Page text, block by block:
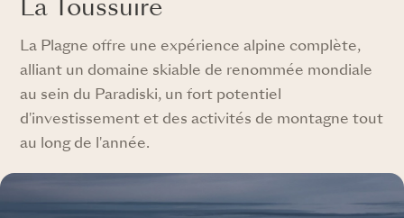
La Toussuire
La Plagne offre une expérience alpine complète,
alliant un domaine skiable de renommée mondiale
au sein du Paradiski, un fort potentiel
d'investissement et des activités de montagne tout
au long de l'année.